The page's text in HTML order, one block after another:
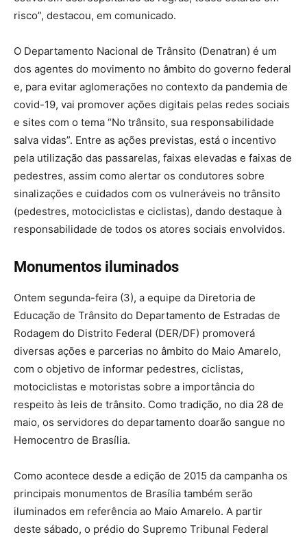
risco”, destacou, em comunicado.
O Departamento Nacional de Trânsito (Denatran) é um
dos agentes do movimento no âmbito do governo federal
e, para evitar aglomerações no contexto da pandemia de
covid-19, vai promover ações digitais pelas redes sociais
e sites com o tema “No trânsito, sua responsabilidade
salva vidas”. Entre as ações previstas, está o incentivo
pela utilização das passarelas, faixas elevadas e faixas de
pedestres, assim como alertar os condutores sobre
sinalizações e cuidados com os vulneráveis no trânsito
(pedestres, motociclistas e ciclistas), dando destaque à
responsabilidade de todos os atores sociais envolvidos.
Monumentos iluminados
Ontem segunda-feira (3), a equipe da Diretoria de
Educação de Trânsito do Departamento de Estradas de
Rodagem do Distrito Federal (DER/DF) promoverá
diversas ações e parcerias no âmbito do Maio Amarelo,
com o objetivo de informar pedestres, ciclistas,
motociclistas e motoristas sobre a importância do
respeito às leis de trânsito. Como tradição, no dia 28 de
maio, os servidores do departamento doarão sangue no
Hemocentro de Brasília.
Como acontece desde a edição de 2015 da campanha os
principais monumentos de Brasília também serão
iluminados em referência ao Maio Amarelo. A partir
deste sábado, o prédio do Supremo Tribunal Federal